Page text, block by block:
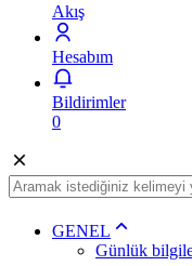
Akış
Hesabım
Bildirimler
0
GENEL
Günlük